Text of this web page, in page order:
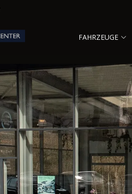
FAHRZEUGE